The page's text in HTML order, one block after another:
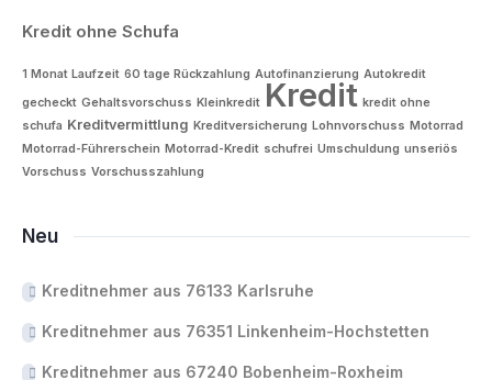
Kredit ohne Schufa
1 Monat Laufzeit 60 tage Rückzahlung Autofinanzierung Autokredit
gecheckt Gehaltsvorschuss Kleinkredit Kredit kredit ohne
schufa Kreditvermittlung Kreditversicherung Lohnvorschuss Motorrad
Motorrad-Führerschein Motorrad-Kredit schufrei Umschuldung unseriös
Vorschuss Vorschusszahlung
Neu
Kreditnehmer aus 76133 Karlsruhe
Kreditnehmer aus 76351 Linkenheim-Hochstetten
Kreditnehmer aus 67240 Bobenheim-Roxheim